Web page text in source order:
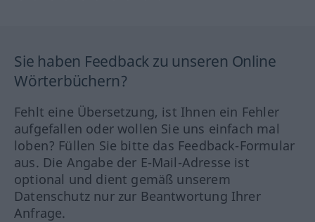
Sie haben Feedback zu unseren Online
Wörterbüchern?
Fehlt eine Übersetzung, ist Ihnen ein Fehler
aufgefallen oder wollen Sie uns einfach mal
loben? Füllen Sie bitte das Feedback-Formular
aus. Die Angabe der E-Mail-Adresse ist
optional und dient gemäß unserem
Datenschutz nur zur Beantwortung Ihrer
Anfrage.